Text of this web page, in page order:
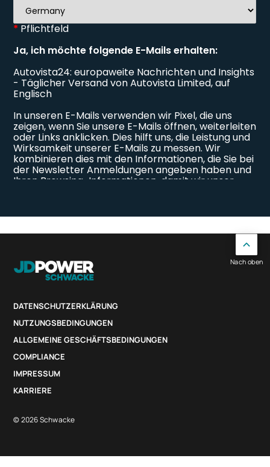
DATENSCHUTZERKLÄRUNG
NUTZUNGSBEDINGUNGEN
ALLGEMEINE GESCHÄFTSBEDINGUNGEN
COMPLIANCE
IMPRESSUM
KARRIERE
© 2026 Schwacke
Nach oben